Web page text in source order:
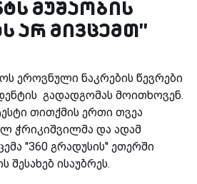
მუშაობის
არ მივცემთ''
ეროვნული ნაკრების წევრები
გადადგომას მოითხოვენ.
თითქმის ერთი თვეა
ჭრიკიშვილმა და ადამ
''360 გრადუსის'' ეთერში
შესახებ ისაუბრეს.